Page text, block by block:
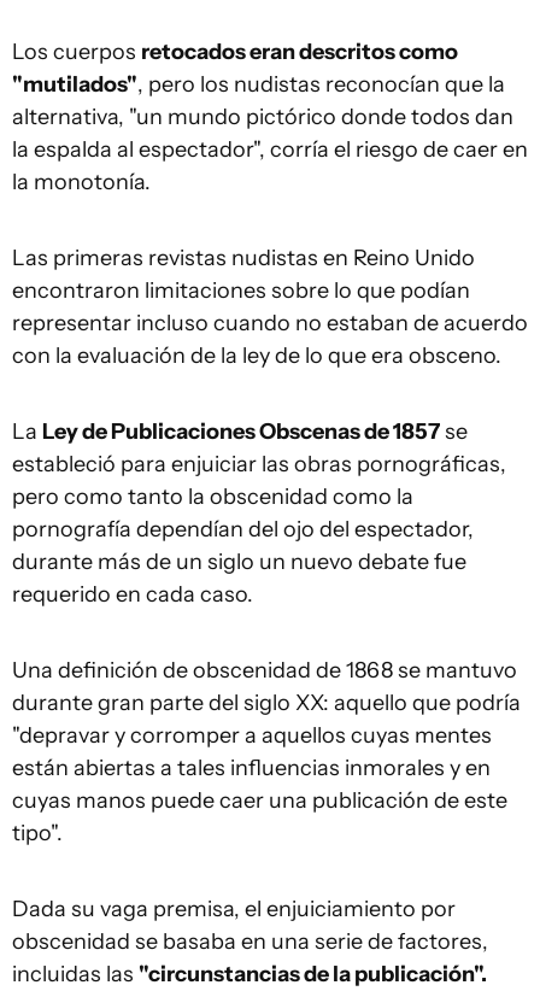
Los cuerpos retocados eran descritos como
"mutilados", pero los nudistas reconocían que la
alternativa, "un mundo pictórico donde todos dan
la espalda al espectador", corría el riesgo de caer en
la monotonía.
Las primeras revistas nudistas en Reino Unido
encontraron limitaciones sobre lo que podían
representar incluso cuando no estaban de acuerdo
con la evaluación de la ley de lo que era obsceno.
La Ley de Publicaciones Obscenas de 1857se
estableció para enjuiciar las obras pornográficas,
pero como tanto la obscenidad como la
pornografía dependían del ojo del espectador,
durante más de un siglo un nuevo debate fue
requerido en cada caso.
Una definición de obscenidad de 1868 se mantuvo
durante gran parte del siglo XX: aquello que podría
"depravar y corromper a aquellos cuyas mentes
están abiertas a tales influencias inmorales y en
cuyas manos puede caer una publicación de este
tipo".
Dada su vaga premisa, el enjuiciamiento por
obscenidad se basaba en una serie de factores,
incluidas las "circunstancias de la publicación".